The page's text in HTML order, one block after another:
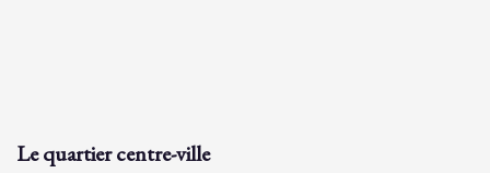
Le quartier centre-ville